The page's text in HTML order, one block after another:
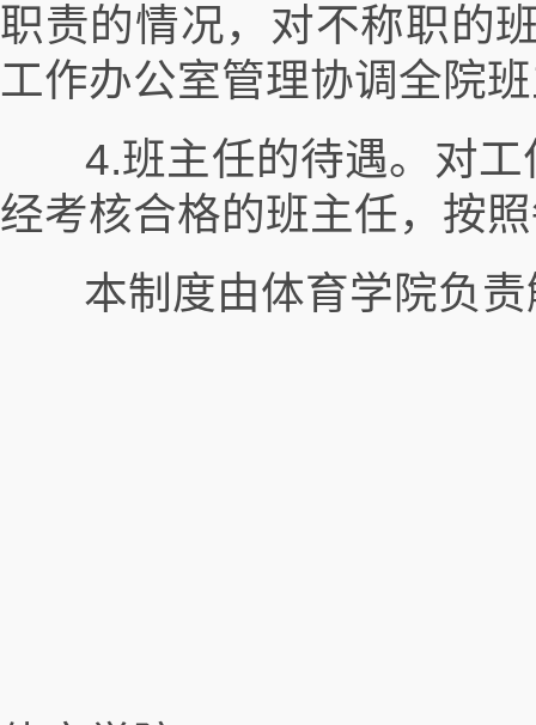
职责的情况，对不称职的
工作办公室管理协调全院
4.班主任的待遇。对工
经考核合格的班主任，按
本制度由体育学院负责